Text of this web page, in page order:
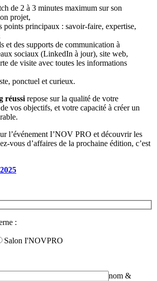
de 2 à 3 minutes maximum sur son
projet,
points principaux : savoir-faire, expertise,
et des supports de communication à
sociaux (LinkedIn à jour), site web,
de visite avec toutes les informations
ponctuel et curieux.
réussi repose sur la qualité de votre
vos objectifs, et votre capacité à créer un
l’événement I’NOV PRO et découvrir les
vous d’affaires de la prochaine édition, c’est
:
Salon I'NOVPRO
nom &